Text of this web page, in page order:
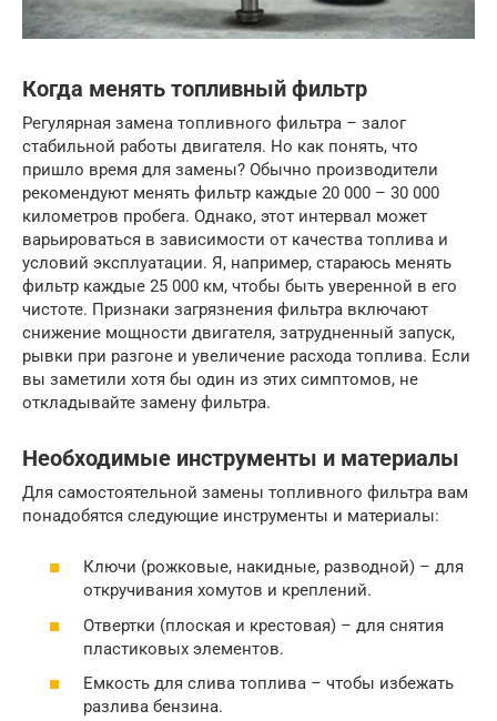
Когда менять топливный фильтр
Регулярная замена топливного фильтра – залог
стабильной работы двигателя. Но как понять, что
пришло время для замены? Обычно производители
рекомендуют менять фильтр каждые 20 000 – 30 000
километров пробега. Однако, этот интервал может
варьироваться в зависимости от качества топлива и
условий эксплуатации. Я, например, стараюсь менять
фильтр каждые 25 000 км, чтобы быть уверенной в его
чистоте. Признаки загрязнения фильтра включают
снижение мощности двигателя, затрудненный запуск,
рывки при разгоне и увеличение расхода топлива. Если
вы заметили хотя бы один из этих симптомов, не
откладывайте замену фильтра.
Необходимые инструменты и материалы
Для самостоятельной замены топливного фильтра вам
понадобятся следующие инструменты и материалы:
Ключи (рожковые, накидные, разводной) – для
откручивания хомутов и креплений.
Отвертки (плоская и крестовая) – для снятия
пластиковых элементов.
Емкость для слива топлива – чтобы избежать
разлива бензина.